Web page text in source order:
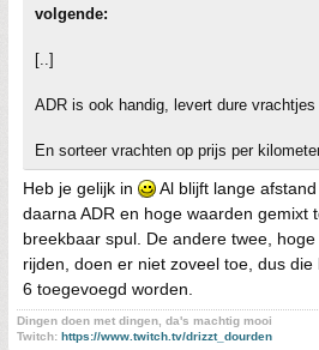
volgende:
[..]
ADR is ook handig, levert dure vrachtjes
En sorteer vrachten op prijs per
Heb je gelijk in
Al blijft lange
daarna ADR en hoge waarden gemixt
breekbaar spul. De andere twee,
rijden, doen er niet zoveel toe, dus
6 toegevoegd worden.
Dingen doen met dingen, da's machtig mooi
Twitch: https://www.twitch.tv/drizzt_dourden